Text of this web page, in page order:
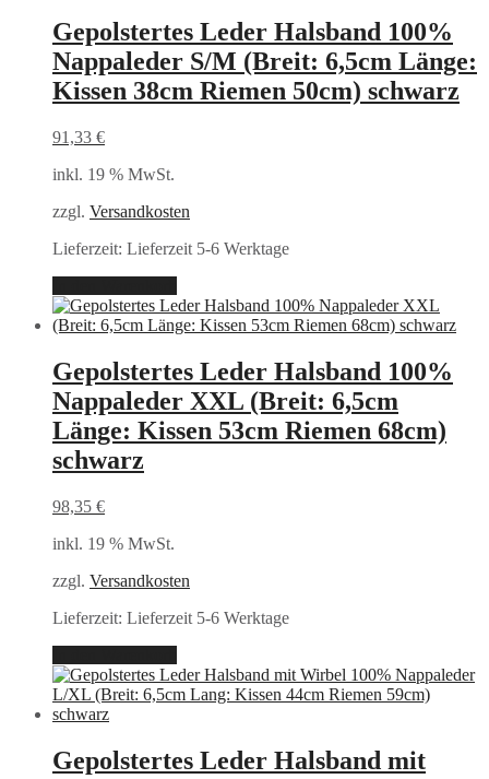
Gepolstertes Leder Halsband 100%
Nappaleder S/M (Breit: 6,5cm Länge:
Kissen 38cm Riemen 50cm) schwarz
91,33 €
inkl. 19 % MwSt.
zzgl. Versandkosten
Lieferzeit: Lieferzeit 5-6 Werktage
Gepolstertes Leder Halsband 100%
Nappaleder XXL (Breit: 6,5cm
Länge: Kissen 53cm Riemen 68cm)
schwarz
98,35 €
inkl. 19 % MwSt.
zzgl. Versandkosten
Lieferzeit: Lieferzeit 5-6 Werktage
Gepolstertes Leder Halsband mit